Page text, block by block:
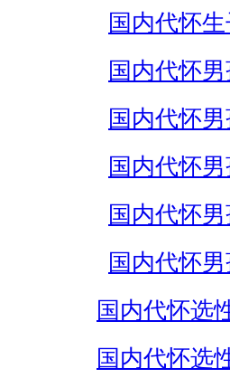
国内代怀生
国内代怀
国内代怀
国内代怀
国内代怀
国内代怀男
国内代怀选
国内代怀选